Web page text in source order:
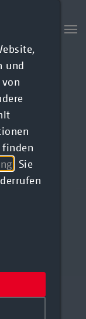
und
finden
. Sie